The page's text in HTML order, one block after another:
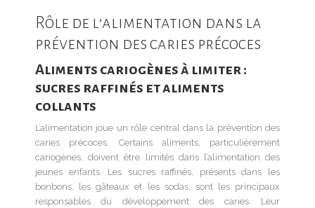
Rôle de l’alimentation dans la
prévention des caries précoces
Aliments cariogènes à limiter :
sucres raffinés et aliments
collants
L’alimentation joue un rôle central dans la prévention des
caries précoces. Certains aliments, particulièrement
cariogènes, doivent être limités dans l’alimentation des
jeunes enfants. Les sucres raffinés, présents dans les
bonbons, les gâteaux et les sodas, sont les principaux
responsables du développement des caries. Leur